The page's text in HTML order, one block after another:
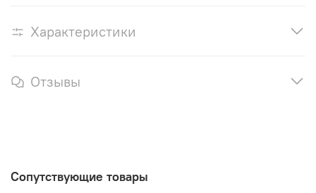
Характеристики
Отзывы
Сопутствующие товары